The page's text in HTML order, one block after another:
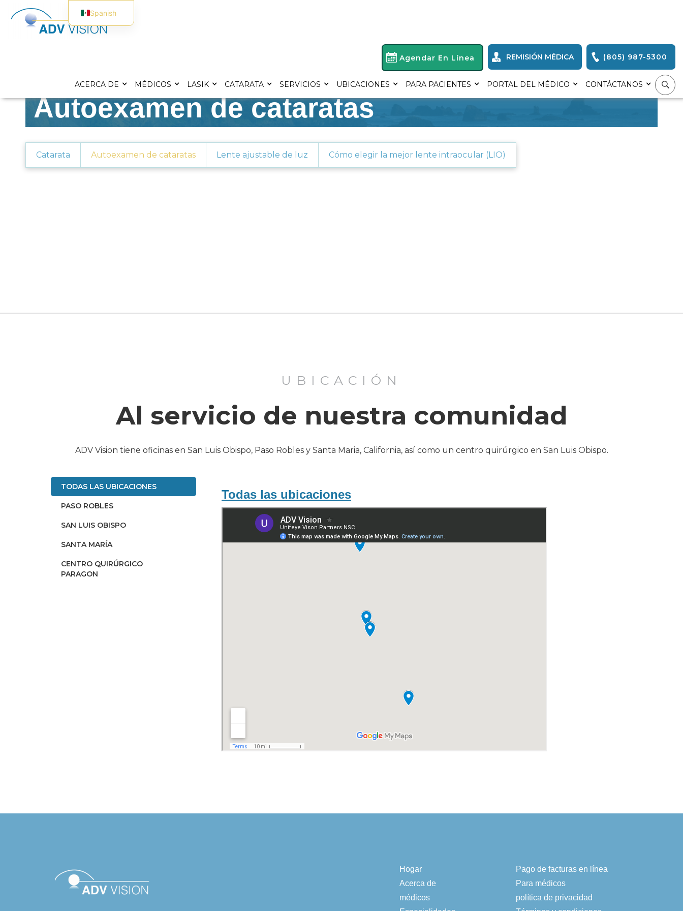
Agendar En Línea REMISIÓN MÉDICA (805) 987-5300
ACERCA DE MÉDICOS LASIK CATARATA SERVICIOS UBICACIONES PARA PACIENTES PORTAL DEL MÉDICO CONTÁCTANOS
Autoexamen de cataratas
Catarata Autoexamen de cataratas Lente ajustable de luz Cómo elegir la mejor lente intraocular (LIO)
UBICACIÓN
Al servicio de nuestra comunidad
ADV Vision tiene oficinas en San Luis Obispo, Paso Robles y Santa Maria, California, así como un centro quirúrgico en San Luis Obispo.
TODAS LAS UBICACIONES
PASO ROBLES
SAN LUIS OBISPO
SANTA MARÍA
CENTRO QUIRÚRGICO
PARAGON
Todas las ubicaciones
Hogar
Acerca de
médicos
Pago de facturas en línea
Para médicos
política de privacidad
Spanish
English